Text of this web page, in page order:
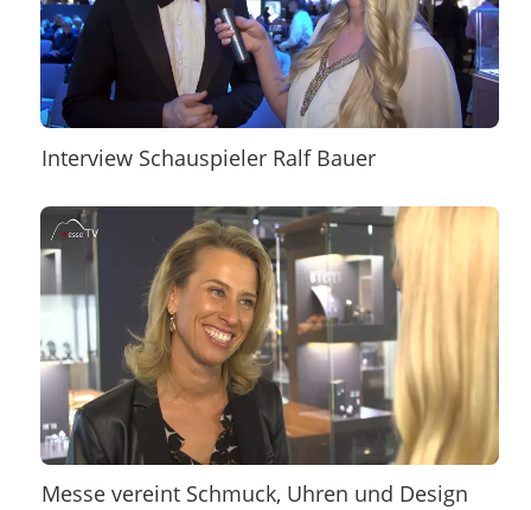
Interview Schauspieler Ralf Bauer
Messe vereint Schmuck, Uhren und Design